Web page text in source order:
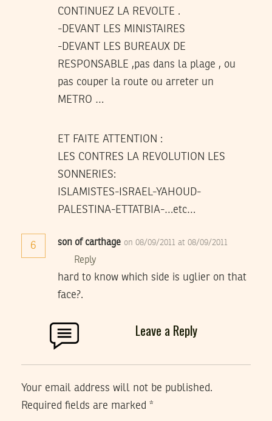
CONTINUEZ LA REVOLTE .
-DEVANT LES MINISTAIRES
-DEVANT LES BUREAUX DE
RESPONSABLE ,pas dans la plage , ou
pas couper la route ou arreter un
METRO …
ET FAITE ATTENTION :
LES CONTRES LA REVOLUTION LES
SONNERIES:
ISLAMISTES-ISRAEL-YAHOUD-
PALESTINA-ETTATBIA-…etc…
6 son of carthage on 08/09/2011 at 08/09/2011
Reply
hard to know which side is uglier on that
face?.
Leave a Reply
Your email address will not be published.
Required fields are marked *